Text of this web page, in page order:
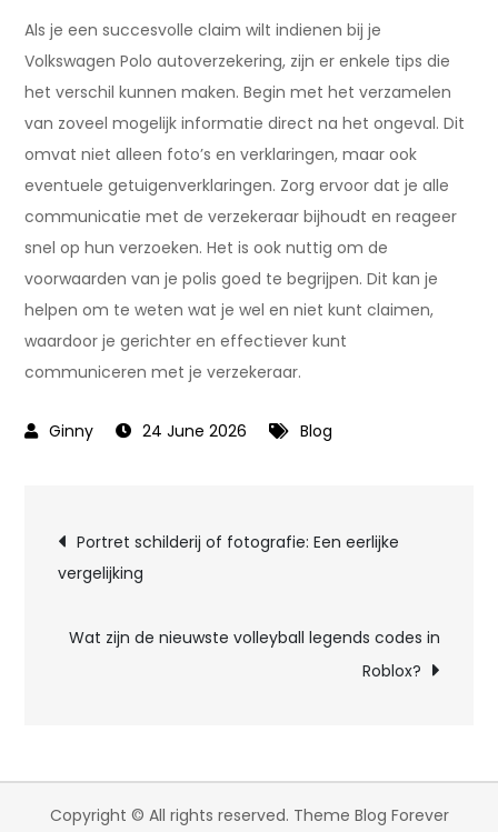
Als je een succesvolle claim wilt indienen bij je
Volkswagen Polo autoverzekering, zijn er enkele tips die
het verschil kunnen maken. Begin met het verzamelen
van zoveel mogelijk informatie direct na het ongeval. Dit
omvat niet alleen foto’s en verklaringen, maar ook
eventuele getuigenverklaringen. Zorg ervoor dat je alle
communicatie met de verzekeraar bijhoudt en reageer
snel op hun verzoeken. Het is ook nuttig om de
voorwaarden van je polis goed te begrijpen. Dit kan je
helpen om te weten wat je wel en niet kunt claimen,
waardoor je gerichter en effectiever kunt
communiceren met je verzekeraar.
24 June 2026 Blog
Post
navigation
Portret schilderij of fotografie: Een eerlijke
vergelijking
Wat zijn de nieuwste volleyball legends codes in
Roblox?
Copyright © All rights reserved. Theme Blog Forever